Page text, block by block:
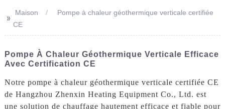
>> Maison
Pompe à chaleur géothermique verticale certifiée
CE
Pompe À Chaleur Géothermique Verticale Efficace
Avec Certification CE
Notre pompe à chaleur géothermique verticale certifiée CE
de Hangzhou Zhenxin Heating Equipment Co., Ltd. est
une solution de chauffage hautement efficace et fiable pour